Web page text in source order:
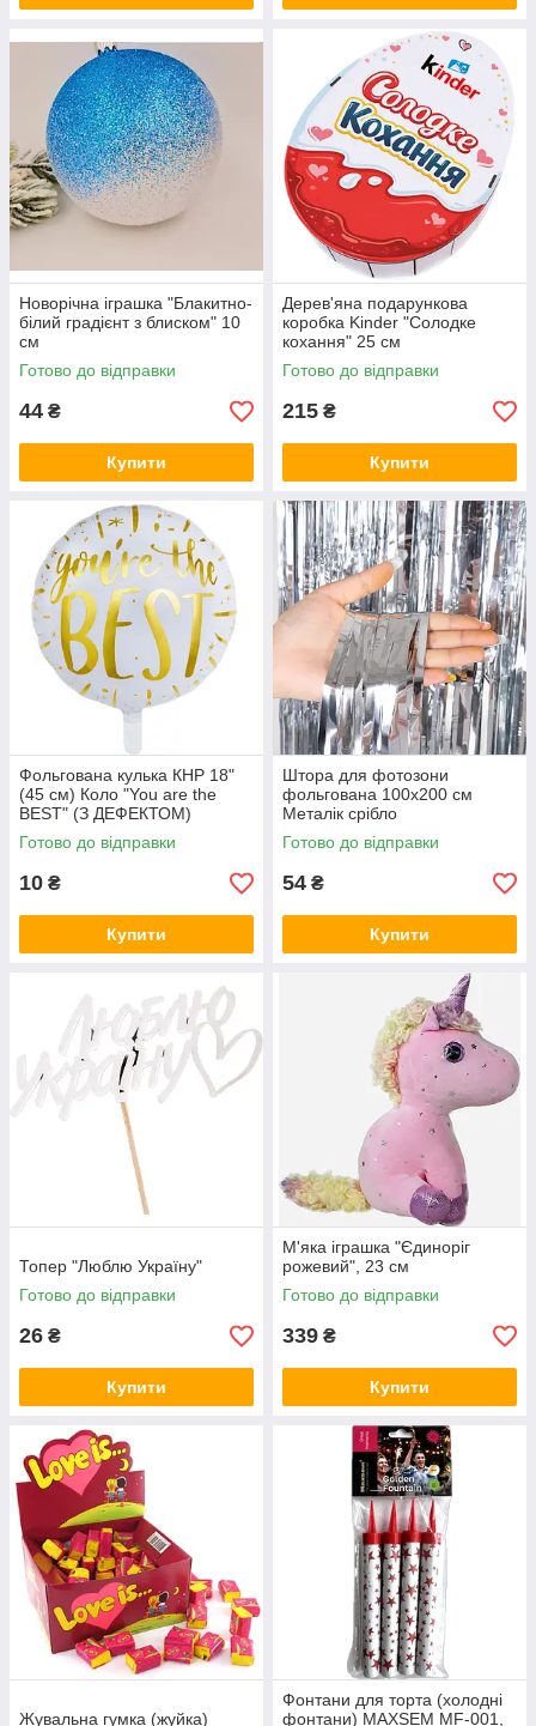
Новорічна іграшка "Блакитно-
білий градієнт з блиском" 10
см
Готово до відправки
44 ₴
Купити
Дерев'яна подарункова
коробка Kinder "Солодке
кохання" 25 см
Готово до відправки
215 ₴
Купити
Фольгована кулька КНР 18"
(45 см) Коло "You are the
BEST" (З ДЕФЕКТОМ)
Готово до відправки
10 ₴
Купити
Штора для фотозони
фольгована 100х200 см
Металік срібло
Готово до відправки
54 ₴
Купити
Топер "Люблю Україну"
Готово до відправки
26 ₴
Купити
М'яка іграшка "Єдиноріг
рожевий", 23 см
Готово до відправки
339 ₴
Купити
Жувальна гумка (жуйка)
Фонтани для торта (холодні
фонтани) MAXSEM MF-001,